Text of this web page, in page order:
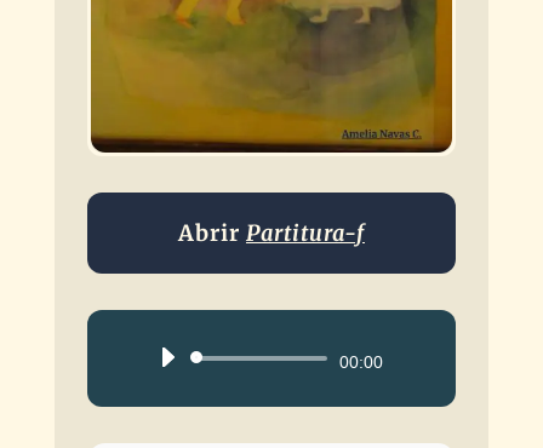
Abrir Partitura-f
Reproductor00:00